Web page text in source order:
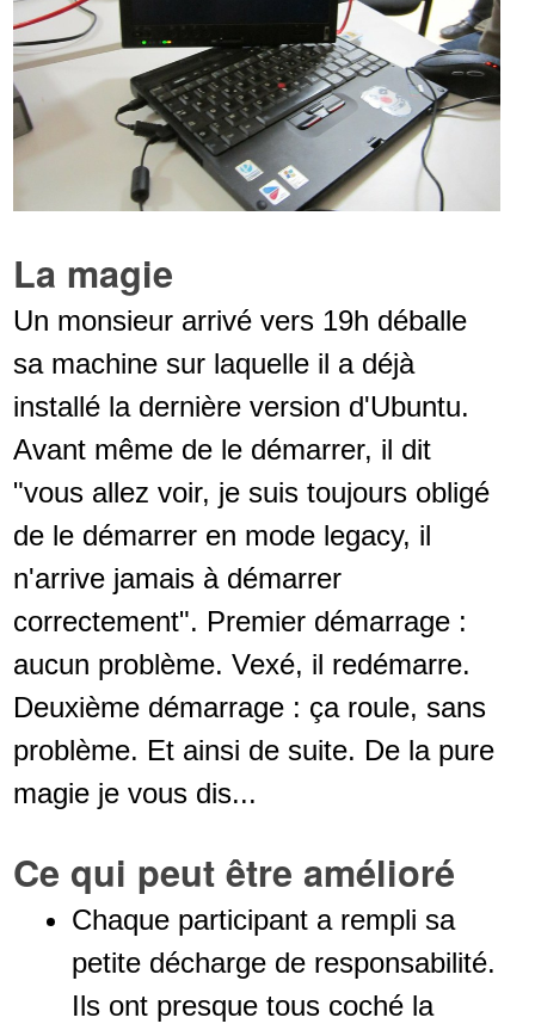
La magie
Un monsieur arrivé vers 19h déballe
sa machine sur laquelle il a déjà
installé la dernière version d'Ubuntu.
Avant même de le démarrer, il dit
"vous allez voir, je suis toujours obligé
de le démarrer en mode legacy, il
n'arrive jamais à démarrer
correctement". Premier démarrage :
aucun problème. Vexé, il redémarre.
Deuxième démarrage : ça roule, sans
problème. Et ainsi de suite. De la pure
magie je vous dis...
Ce qui peut être amélioré
Chaque participant a rempli sa
petite décharge de responsabilité.
Ils ont presque tous coché la